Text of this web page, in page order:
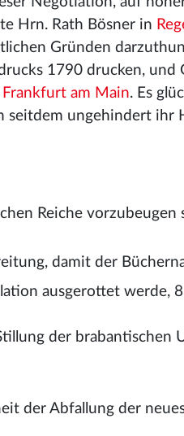
Hrn. Rath Bösner in
Gründen
1790 drucken, und
Frankfurt am Main. Es
seitdem ungehindert ihr
Reiche vorzubeugen
damit der
ausgerottet werde,
der brabantischen
der Abfallung der